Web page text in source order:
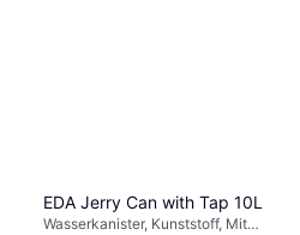
EDA Jerry Can with Tap 10L
Wasserkanister, Kunststoff, Mit